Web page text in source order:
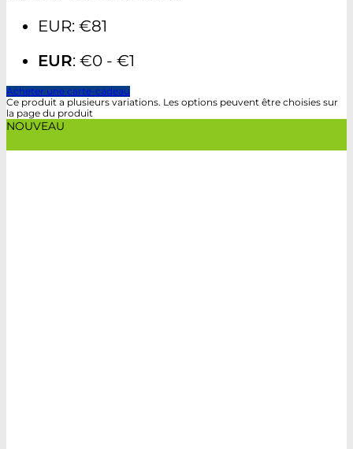
EUR: €81
EUR: €0 - €1
Acheter une carte-cadeau
Ce produit a plusieurs variations. Les options peuvent être choisies sur
la page du produit
NOUVEAU